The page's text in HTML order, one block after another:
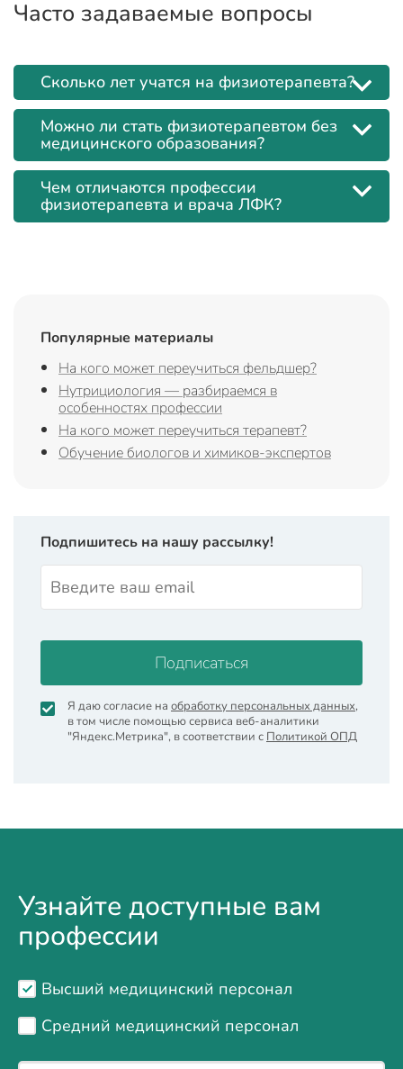
Часто задаваемые вопросы
Сколько лет учатся на физиотерапевта?
Можно ли стать физиотерапевтом без
медицинского образования?
Чем отличаются профессии
физиотерапевта и врача ЛФК?
Популярные материалы
На кого может переучиться фельдшер?
Нутрициология — разбираемся в
особенностях профессии
На кого может переучиться терапевт?
Обучение биологов и химиков-экспертов
Подпишитесь на нашу рассылку!
Подписаться
Я даю согласие на обработку персональных данных,
в том числе помощью сервиса веб-аналитики
"Яндекс.Метрика", в соответствии с Политикой ОПД
Узнайте доступные вам
профессии
Высший медицинский персонал
Средний медицинский персонал